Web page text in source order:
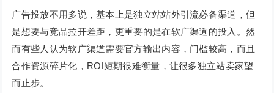
广告投放不用多说，基本上是独立站站外引流必备渠道，但
是想要与竞品拉开差距，更重要的是在软广渠道的投入。然
而有些人认为软广渠道需要官方输出内容，门槛较高，而且
合作资源碎片化，ROI短期很难衡量，让很多独立站卖家望
而止步。